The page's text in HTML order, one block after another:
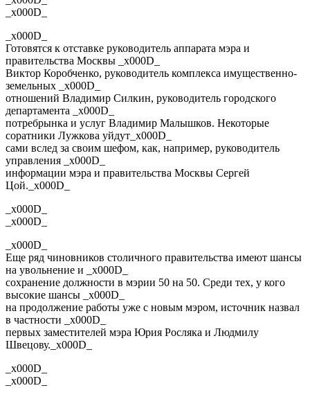
_x000D_
_x000D_
Готовятся к отставке руководитель аппарата мэра и
правительства Москвы _x000D_
Виктор Коробченко, руководитель комплекса имущественно-
земельных _x000D_
отношений Владимир Силкин, руководитель городского
департамента _x000D_
потребрынка и услуг Владимир Малышков. Некоторые
соратники Лужкова уйдут_x000D_
сами вслед за своим шефом, как, например, руководитель
управления _x000D_
информации мэра и правительства Москвы Сергей
Цой._x000D_
_x000D_
_x000D_
_x000D_
Еще ряд чиновников столичного правительства имеют шансы
на увольнение и _x000D_
сохранение должности в мэрии 50 на 50. Среди тех, у кого
высокие шансы _x000D_
на продолжение работы уже с новым мэром, источник назвал
в частности _x000D_
первых заместителей мэра Юрия Росляка и Людмилу
Швецову._x000D_
_x000D_
_x000D_